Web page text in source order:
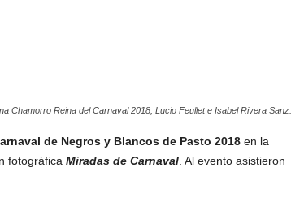
Chamorro Reina del Carnaval 2018, Lucio Feullet e Isabel Rivera Sanz.
arnaval de Negros y Blancos de Pasto 2018en la
fotográfica Miradas de Carnaval. Al evento asistieron